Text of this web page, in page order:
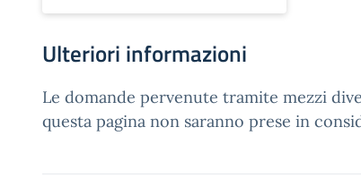
Ulteriori informazioni
Le domande pervenute tramite mezzi
questa pagina non saranno prese in